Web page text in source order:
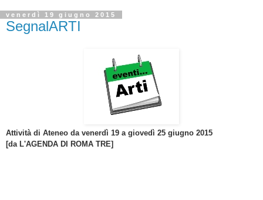
venerdì 19 giugno 2015
SegnalARTI
Attività di Ateneo da venerdì 19 a giovedì 25 giugno 2015
[da L'AGENDA DI ROMA TRE]